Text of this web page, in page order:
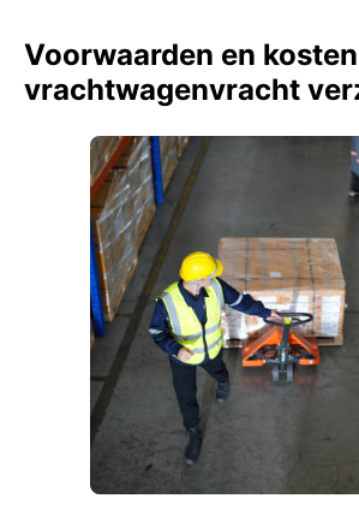
Voorwaarden en
vrachtwagenvracht